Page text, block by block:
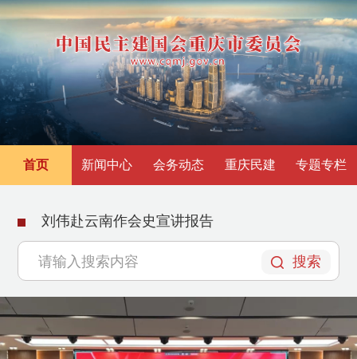
首页 新闻中心 会务动态 重庆民建 专题专栏
刘伟赴云南作会史宣讲报告
搜索